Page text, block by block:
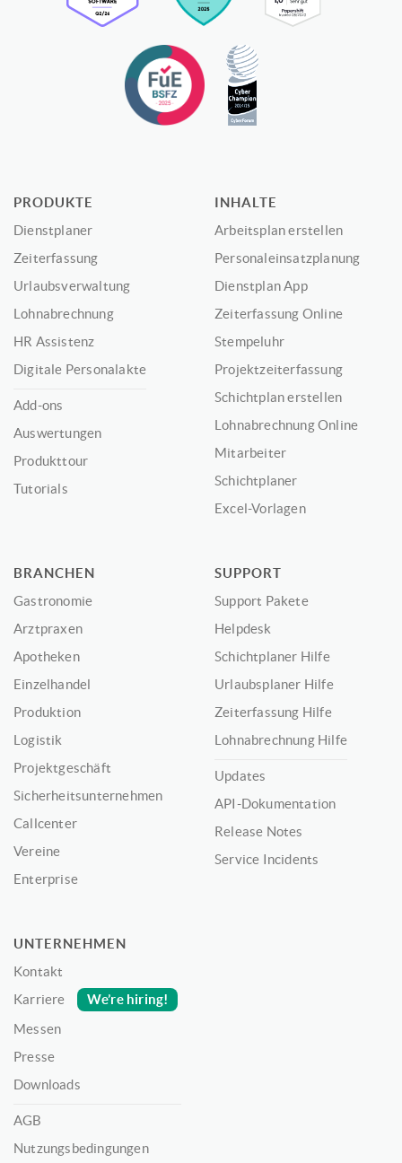
PRODUKTE
Dienstplaner
Zeiterfassung
Urlaubsverwaltung
Lohnabrechnung
HR Assistenz
Digitale Personalakte
Add-ons
Auswertungen
Produkttour
Tutorials
INHALTE
Arbeitsplan erstellen
Personaleinsatzplanung
Dienstplan App
Zeiterfassung Online
Stempeluhr
Projektzeiterfassung
Schichtplan erstellen
Lohnabrechnung Online
Mitarbeiter
Schichtplaner
Excel-Vorlagen
BRANCHEN
Gastronomie
Arztpraxen
Apotheken
Einzelhandel
Produktion
Logistik
Projektgeschäft
Sicherheitsunternehmen
Callcenter
Vereine
Enterprise
SUPPORT
Support Pakete
Helpdesk
Schichtplaner Hilfe
Urlaubsplaner Hilfe
Zeiterfassung Hilfe
Lohnabrechnung Hilfe
Updates
API-Dokumentation
Release Notes
Service Incidents
UNTERNEHMEN
Kontakt
Karriere
We’re hiring!
Messen
Presse
Downloads
AGB
Nutzungsbedingungen